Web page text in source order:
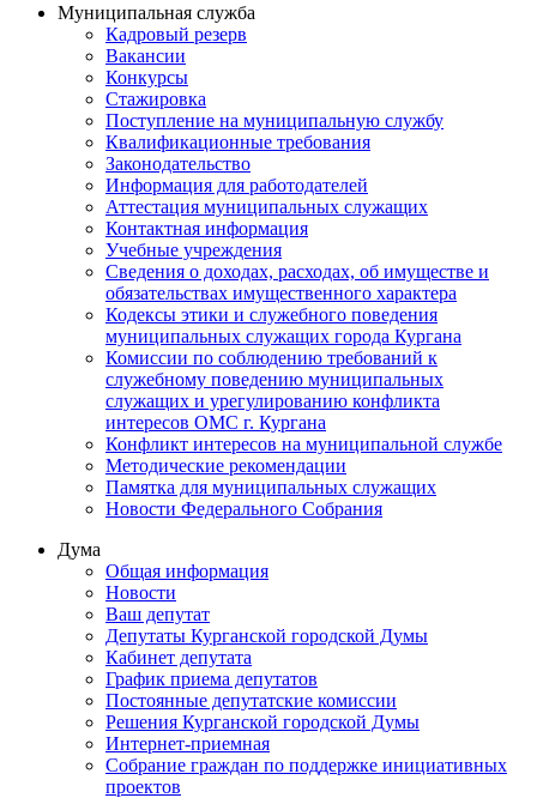
Муниципальная служба
Кадровый резерв
Вакансии
Конкурсы
Стажировка
Поступление на муниципальную службу
Квалификационные требования
Законодательство
Информация для работодателей
Аттестация муниципальных служащих
Контактная информация
Учебные учреждения
Сведения о доходах, расходах, об имуществе и
обязательствах имущественного характера
Кодексы этики и служебного поведения
муниципальных служащих города Кургана
Комиссии по соблюдению требований к
служебному поведению муниципальных
служащих и урегулированию конфликта
интересов ОМС г. Кургана
Конфликт интересов на муниципальной службе
Методические рекомендации
Памятка для муниципальных служащих
Новости Федерального Cобрания
Дума
Общая информация
Новости
Ваш депутат
Депутаты Курганской городской Думы
Кабинет депутата
График приема депутатов
Постоянные депутатские комиссии
Решения Курганской городской Думы
Интернет-приемная
Собрание граждан по поддержке инициативных
проектов